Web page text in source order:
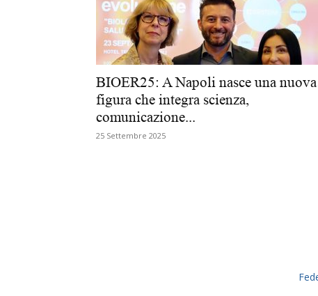
BIOER25: A Napoli nasce una nuova
figura che integra scienza,
comunicazione...
25 Settembre 2025